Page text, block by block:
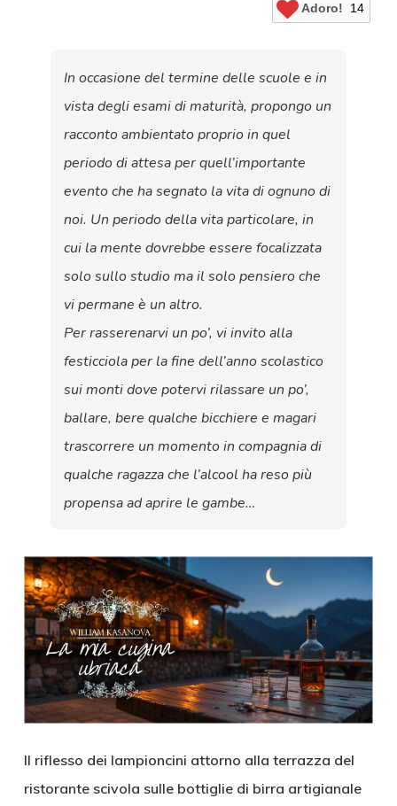
Adoro! 14
In occasione del termine delle scuole e in
vista degli esami di maturità, propongo un
racconto ambientato proprio in quel
periodo di attesa per quell’importante
evento che ha segnato la vita di ognuno di
noi. Un periodo della vita particolare, in
cui la mente dovrebbe essere focalizzata
solo sullo studio ma il solo pensiero che
vi permane è un altro.
Per rasserenarvi un po’, vi invito alla
festicciola per la fine dell’anno scolastico
sui monti dove potervi rilassare un po’,
ballare, bere qualche bicchiere e magari
trascorrere un momento in compagnia di
qualche ragazza che l’alcool ha reso più
propensa ad aprire le gambe…
Il riflesso dei lampioncini attorno alla terrazza del
ristorante scivola sulle bottiglie di birra artigianale